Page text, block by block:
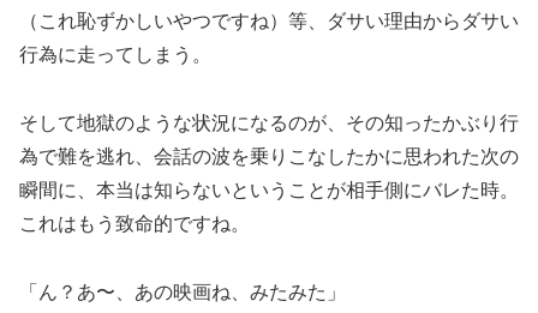
（これ恥ずかしいやつですね）等、ダサい理由からダサい
行為に走ってしまう。
そして地獄のような状況になるのが、その知ったかぶり行
為で難を逃れ、会話の波を乗りこなしたかに思われた次の
瞬間に、本当は知らないということが相手側にバレた時。
これはもう致命的ですね。
「ん？あ〜、あの映画ね、みたみた」